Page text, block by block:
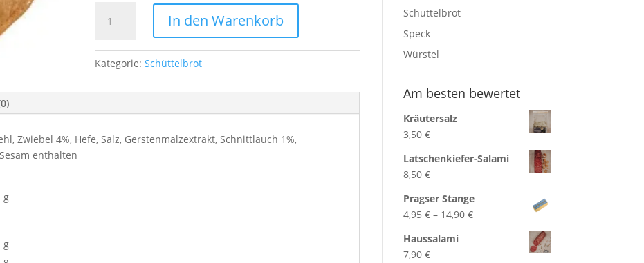
Schnittlauch
In den Warenkorb
Kategorie: Schüttelbrot
Zwiebel 4%, Hefe, Salz, Gerstenmalzextrakt, Schnittlauch 1%,
enthalten
g
g
Schüttelbrot
Speck
Würstel
Am besten bewertet
Kräutersalz
3,50 €
Latschenkiefer-Salami
8,50 €
Pragser Stange
4,95 € – 14,90 €Preisspanne:
Haussalami
7,90 €